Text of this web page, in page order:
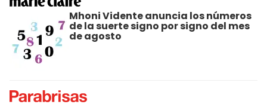
Mhoni Vidente anuncia los números
de la suerte signo por signo del mes
de agosto